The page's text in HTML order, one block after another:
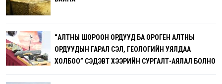
“АЛТНЫ ШОРООН ОРДУУД БА ОРОГЕН АЛТНЫ
ОРДУУДЫН ГАРАЛ ҮҮСЭЛ, ГЕОЛОГИЙН УЯЛДАА
ХОЛБОО” СЭДЭВТ ХЭЭРИЙН СУРГАЛТ-АЯЛАЛ БОЛНО